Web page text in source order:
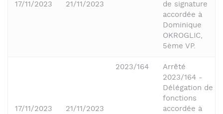
17/11/2023 21/11/2023
de signature
accordée à
Dominique
OKROGLIC,
5ème VP.
17/11/2023 21/11/2023
2023/164
Arrêté
2023/164 -
Délégation de
fonctions
accordée à